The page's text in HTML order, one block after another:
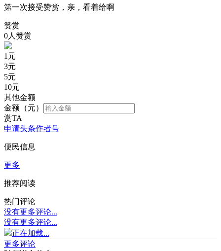
第一次接受赞赏，亲，看着给啊
赞赏
0人赞赏
1 元
3元
5元
10元
其他金额
金额（元）
赏TA
申请头条作者号
便民信息
更多
推荐阅读
热门评论
没有更多评论...
没有更多评论...
正在加载...
更多评论